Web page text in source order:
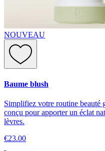
NOUVEAU
Baume blush
Simplifiez votre routine beauté
conçu pour apporter un éclat
lèvres.
€23.00